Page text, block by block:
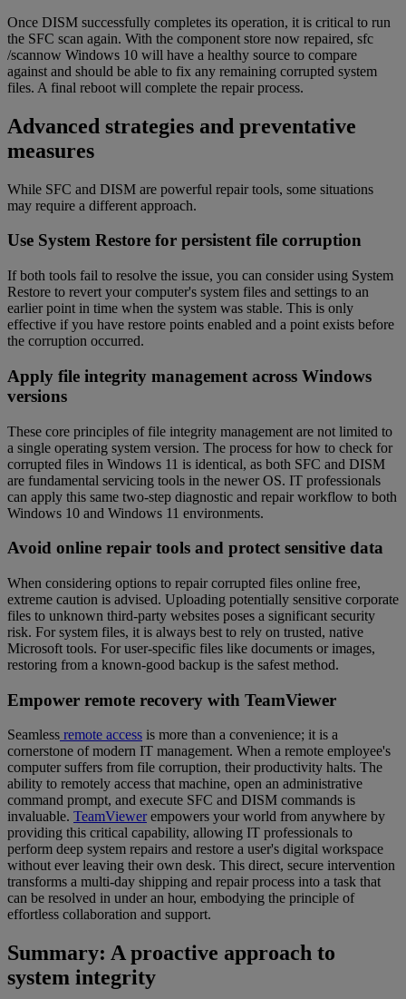
Once DISM successfully completes its operation, it is critical to run
the SFC scan again. With the component store now repaired, sfc
/scannow Windows 10 will have a healthy source to compare
against and should be able to fix any remaining corrupted system
files. A final reboot will complete the repair process.
Advanced strategies and preventative
measures
While SFC and DISM are powerful repair tools, some situations
may require a different approach.
Use System Restore for persistent file corruption
If both tools fail to resolve the issue, you can consider using System
Restore to revert your computer's system files and settings to an
earlier point in time when the system was stable. This is only
effective if you have restore points enabled and a point exists before
the corruption occurred.
Apply file integrity management across Windows
versions
These core principles of file integrity management are not limited to
a single operating system version. The process for how to check for
corrupted files in Windows 11 is identical, as both SFC and DISM
are fundamental servicing tools in the newer OS. IT professionals
can apply this same two-step diagnostic and repair workflow to both
Windows 10 and Windows 11 environments.
Avoid online repair tools and protect sensitive data
When considering options to repair corrupted files online free,
extreme caution is advised. Uploading potentially sensitive corporate
files to unknown third-party websites poses a significant security
risk. For system files, it is always best to rely on trusted, native
Microsoft tools. For user-specific files like documents or images,
restoring from a known-good backup is the safest method.
Empower remote recovery with TeamViewer
Seamless remote access is more than a convenience; it is a
cornerstone of modern IT management. When a remote employee's
computer suffers from file corruption, their productivity halts. The
ability to remotely access that machine, open an administrative
command prompt, and execute SFC and DISM commands is
invaluable. TeamViewerempowers your world from anywhere by
providing this critical capability, allowing IT professionals to
perform deep system repairs and restore a user's digital workspace
without ever leaving their own desk. This direct, secure intervention
transforms a multi-day shipping and repair process into a task that
can be resolved in under an hour, embodying the principle of
effortless collaboration and support.
Summary: A proactive approach to
system integrity